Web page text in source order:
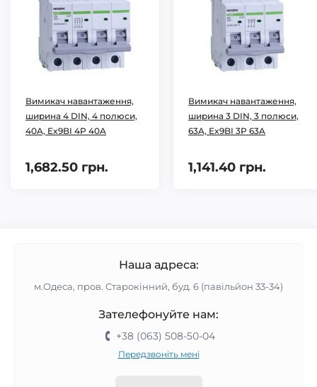
Вимикач навантаження,
ширина 4 DIN, 4 полюси,
40A, Ex9BI 4P 40A
1,682.50 грн.
Вимикач навантаження,
ширина 3 DIN, 3 полюси,
63A, Ex9BI 3P 63A
1,141.40 грн.
Наша адреса:
м.Одеса, пров. Старокінний, буд. 6 (павільйон 33-34)
Зателефонуйте нам:
+38 (063) 508-50-04
Передзвоніть мені